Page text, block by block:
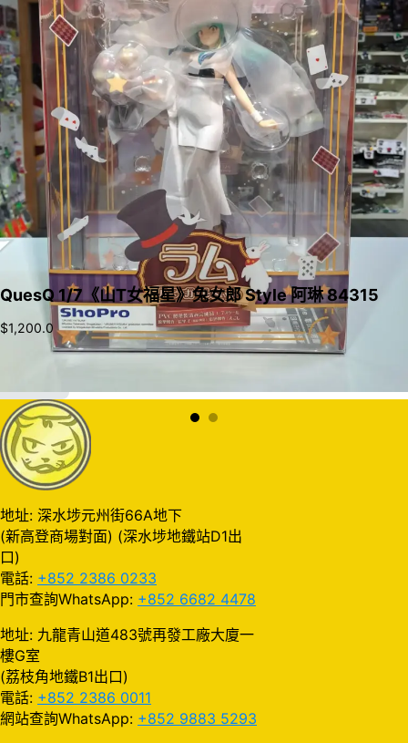
QuesQ 1/7《山T女福星》兔女郎 Style 阿琳 84315
$1,200.0
地址: 深水埗元州街66A地下
(新高登商場對面) (深水埗地鐵站D1出
口)
電話: +852 2386 0233
門市查詢WhatsApp: +852 6682 4478
地址: 九龍青山道483號再發工廠大廈一
樓G室
(荔枝角地鐵B1出口)
電話: +852 2386 0011
網站查詢WhatsApp: +852 9883 5293